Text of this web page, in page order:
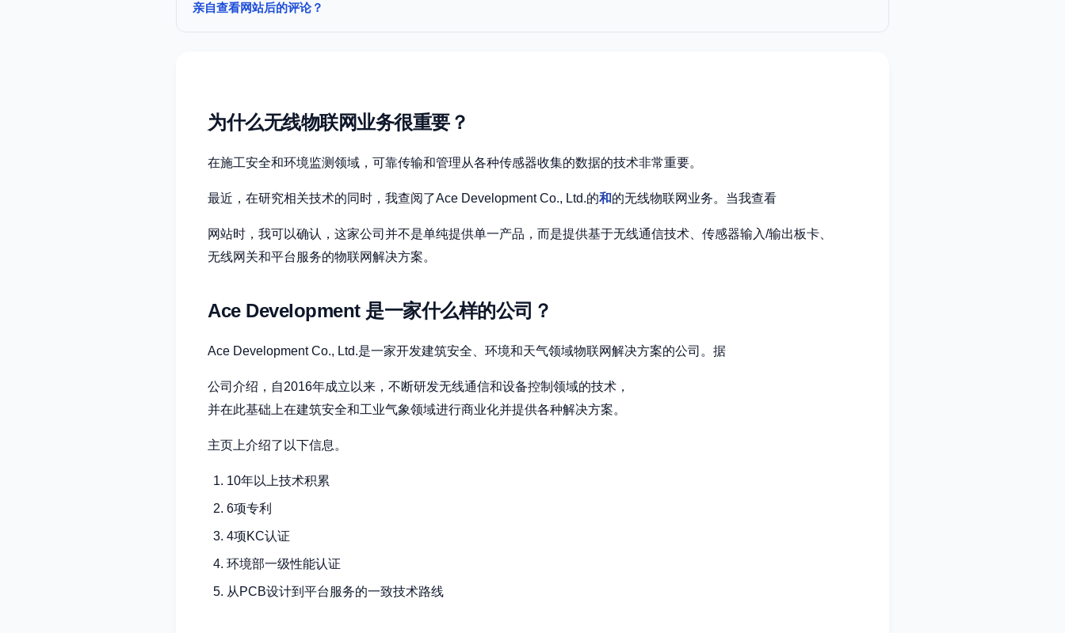
亲自查看网站后的评论？
为什么无线物联网业务很重要？
在施工安全和环境监测领域，可靠传输和管理从各种传感器收集的数据的技术非常重要。
最近，在研究相关技术的同时，我查阅了Ace Development Co., Ltd.的和的无线物联网业务。当我查看
网站时，我可以确认，这家公司并不是单纯提供单一产品，而是提供基于无线通信技术、传感器输入/输出板卡、
无线网关和平台服务的物联网解决方案。
Ace Development 是一家什么样的公司？
Ace Development Co., Ltd.是一家开发建筑安全、环境和天气领域物联网解决方案的公司。据
公司介绍，自2016年成立以来，不断研发无线通信和设备控制领域的技术，
并在此基础上在建筑安全和工业气象领域进行商业化并提供各种解决方案。
主页上介绍了以下信息。
10年以上技术积累
6项专利
4项KC认证
环境部一级性能认证
从PCB设计到平台服务的一致技术路线